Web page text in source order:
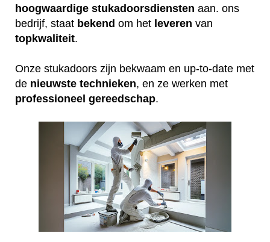
hoogwaardige stukadoorsdiensten aan. ons
bedrijf, staat bekend om het leveren van
topkwaliteit.
Onze stukadoors zijn bekwaam en up-to-date met
de nieuwste technieken, en ze werken met
professioneel gereedschap.